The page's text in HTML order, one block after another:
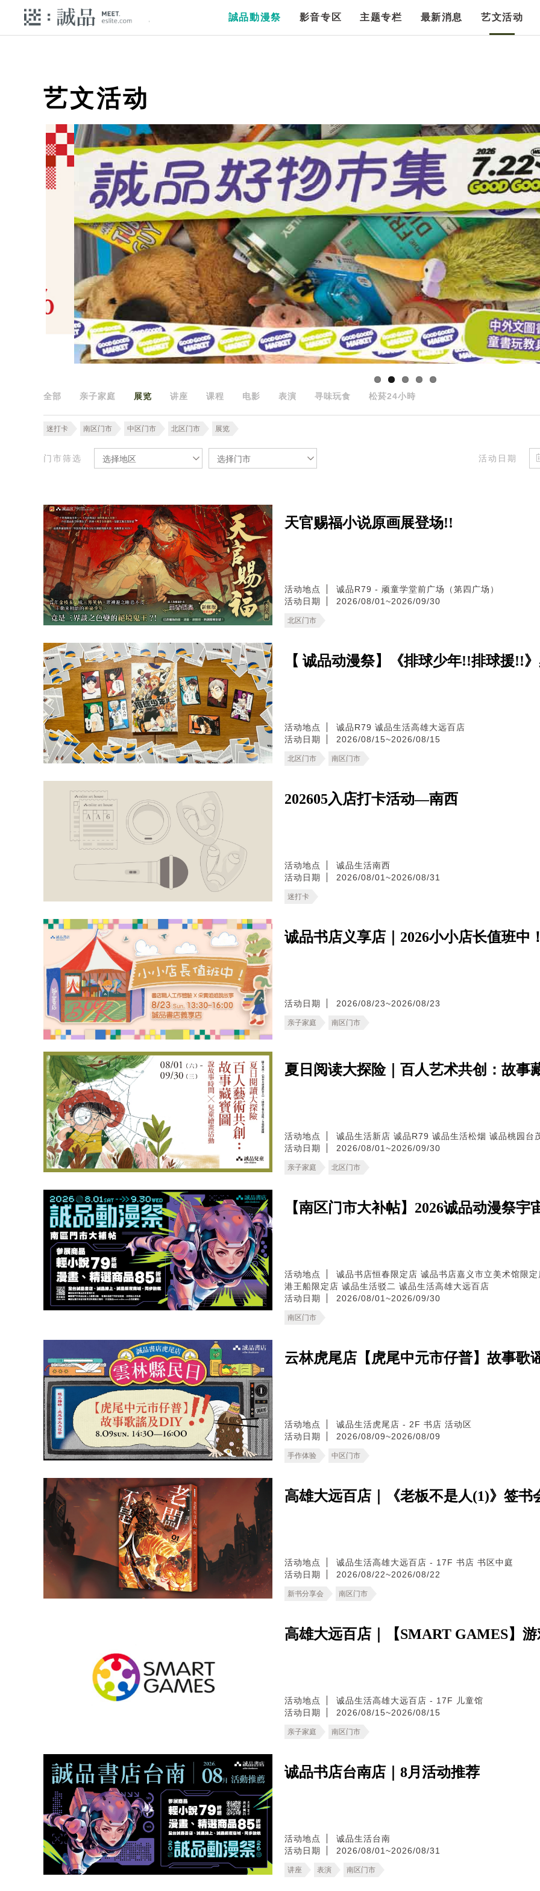
誠品動漫祭 影音专区 主题专栏 最新消息 艺文活动
艺文活动
全部 亲子家庭 展览 讲座 课程 电影 表演 寻味玩食 松菸24小時
迷打卡 南区门市 中区门市 北区门市 展览
门市筛选 选择地区 选择门市 活动日期
天官赐福小说原画展登场!!
活动地点
诚品R79 - 顽童学堂前广场（第四广场）
活动日期
2026/08/01~2026/09/30
北区门市
【 诚品动漫祭】《排球少年!!排球援!!
活动地点 诚品R79 诚品生活高雄大远百店
活动日期
2026/08/15~2026/08/15
北区门市 南区门市
202605入店打卡活动—南西
活动地点
诚品生活南西
活动日期
2026/08/01~2026/08/31
迷打卡
诚品书店义享店｜2026小小店长值班中！
活动日期 2026/08/23~2026/08/23
亲子家庭 南区门市
夏日阅读大探险｜百人艺术共创：故事
活动地点 诚品生活新店 诚品R79 诚品生活松烟 诚品桃园台
活动日期
2026/08/01~2026/09/30
亲子家庭 北区门市
【南区门市大补帖】2026诚品动漫祭宇
活动地点 诚品书店恒春限定店 诚品书店嘉义市立美术馆限定
港王船限定店 诚品生活驳二 诚品生活高雄大远百店
活动日期
2026/08/01~2026/09/30
南区门市
云林虎尾店【虎尾中元市仔普】故事歌
活动地点
诚品生活虎尾店 - 2F 书店 活动区
活动日期
2026/08/09~2026/08/09
手作体验 中区门市
高雄大远百店｜《老板不是人(1)》签书
活动地点
诚品生活高雄大远百店 - 17F 书店 书区中庭
活动日期
2026/08/22~2026/08/22
新书分享会 南区门市
高雄大远百店｜【SMART GAMES】
活动地点
诚品生活高雄大远百店 - 17F 儿童馆
活动日期
2026/08/15~2026/08/15
亲子家庭 南区门市
诚品书店台南店｜8月活动推荐
活动地点
诚品生活台南
活动日期
2026/08/01~2026/08/31
讲座 表演 南区门市